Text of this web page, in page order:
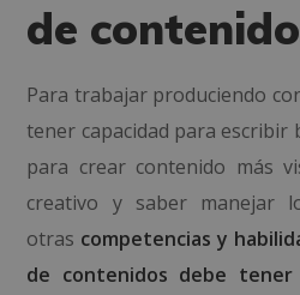
de
Para trabajar produciendo
tener capacidad para escribir
para crear contenido más
creativo y saber manejar
otras competencias y
de contenidos debe tener